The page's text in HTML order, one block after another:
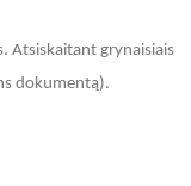
Atsiskaitant grynaisiais
dokumentą).